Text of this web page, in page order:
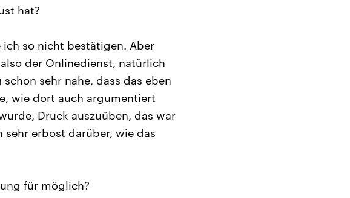
hat?
ich so nicht bestätigen. Aber
der Onlinedienst, natürlich
sehr nahe, dass das eben
wie dort auch argumentiert
Druck auszuüben, das war
erbost darüber, wie das
für möglich?